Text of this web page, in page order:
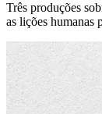
Três produções
as lições humanas